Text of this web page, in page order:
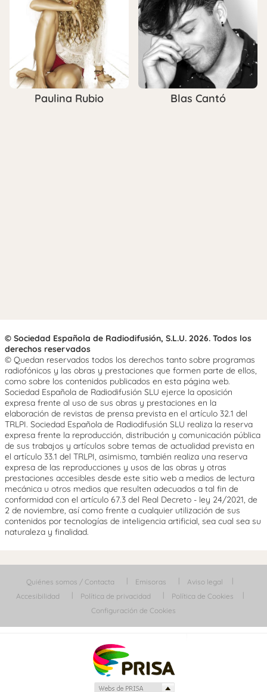
Paulina Rubio Blas Cantó
© Sociedad Española de Radiodifusión, S.L.U. 2026. Todos los
derechos reservados
© Quedan reservados todos los derechos tanto sobre programas
radiofónicos y las obras y prestaciones que formen parte de ellos,
como sobre los contenidos publicados en esta página web.
Sociedad Española de Radiodifusión SLU ejerce la oposición
expresa frente al uso de sus obras y prestaciones en la
elaboración de revistas de prensa prevista en el artículo 32.1 del
TRLPI. Sociedad Española de Radiodifusión SLU realiza la reserva
expresa frente la reproducción, distribución y comunicación pública
de sus trabajos y artículos sobre temas de actualidad prevista en
el artículo 33.1 del TRLPI, asimismo, también realiza una reserva
expresa de las reproducciones y usos de las obras y otras
prestaciones accesibles desde este sitio web a medios de lectura
mecánica u otros medios que resulten adecuados a tal fin de
conformidad con el artículo 67.3 del Real Decreto - ley 24/2021, de
2 de noviembre, así como frente a cualquier utilización de sus
contenidos por tecnologías de inteligencia artificial, sea cual sea su
naturaleza y finalidad.
Quiénes somos / Contacta Emisoras
Aviso legal
Accesibilidad
Política de privacidad
Política de Cookies
Configuración de Cookies